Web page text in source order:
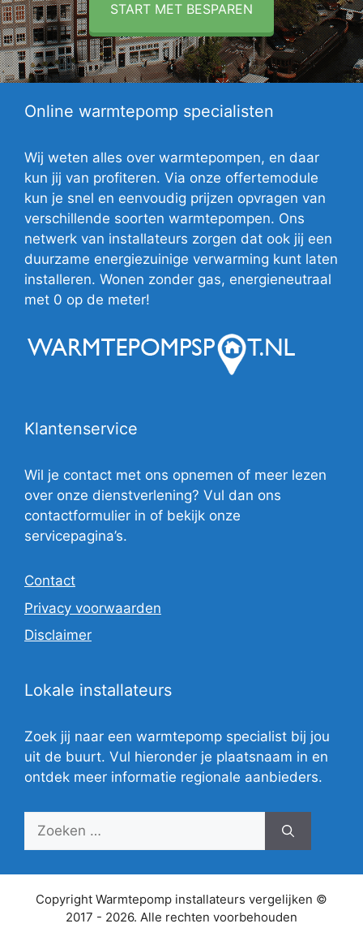
START MET BESPAREN
Online warmtepomp specialisten
Wij weten alles over warmtepompen, en daar
kun jij van profiteren. Via onze offertemodule
kun je snel en eenvoudig prijzen opvragen van
verschillende soorten warmtepompen. Ons
netwerk van installateurs zorgen dat ook jij een
duurzame energiezuinige verwarming kunt laten
installeren. Wonen zonder gas, energieneutraal
met 0 op de meter!
Klantenservice
Wil je contact met ons opnemen of meer lezen
over onze dienstverlening? Vul dan ons
contactformulier in of bekijk onze
servicepagina’s.
Contact
Privacy voorwaarden
Disclaimer
Lokale installateurs
Zoek jij naar een warmtepomp specialist bij jou
uit de buurt. Vul hieronder je plaatsnaam in en
ontdek meer informatie regionale aanbieders.
Zoek
Copyright Warmtepomp installateurs vergelijken ©
2017 - 2026. Alle rechten voorbehouden